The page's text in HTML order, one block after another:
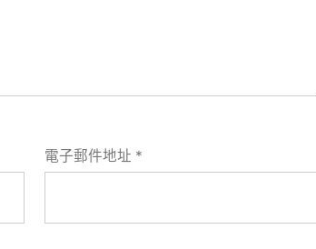
電子郵件地址 *